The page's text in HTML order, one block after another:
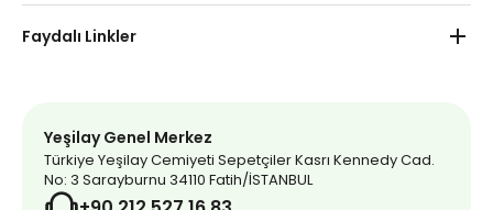
İletişim
Ortaokul
Faydalı Linkler
Yeşilay Dergi
Mavi Kırlangıç
Yeşilay Genel Merkez
Türkiye Yeşilay Cemiyeti Sepetçiler Kasrı Kennedy Cad.
No: 3 Sarayburnu 34110 Fatih/İSTANBUL